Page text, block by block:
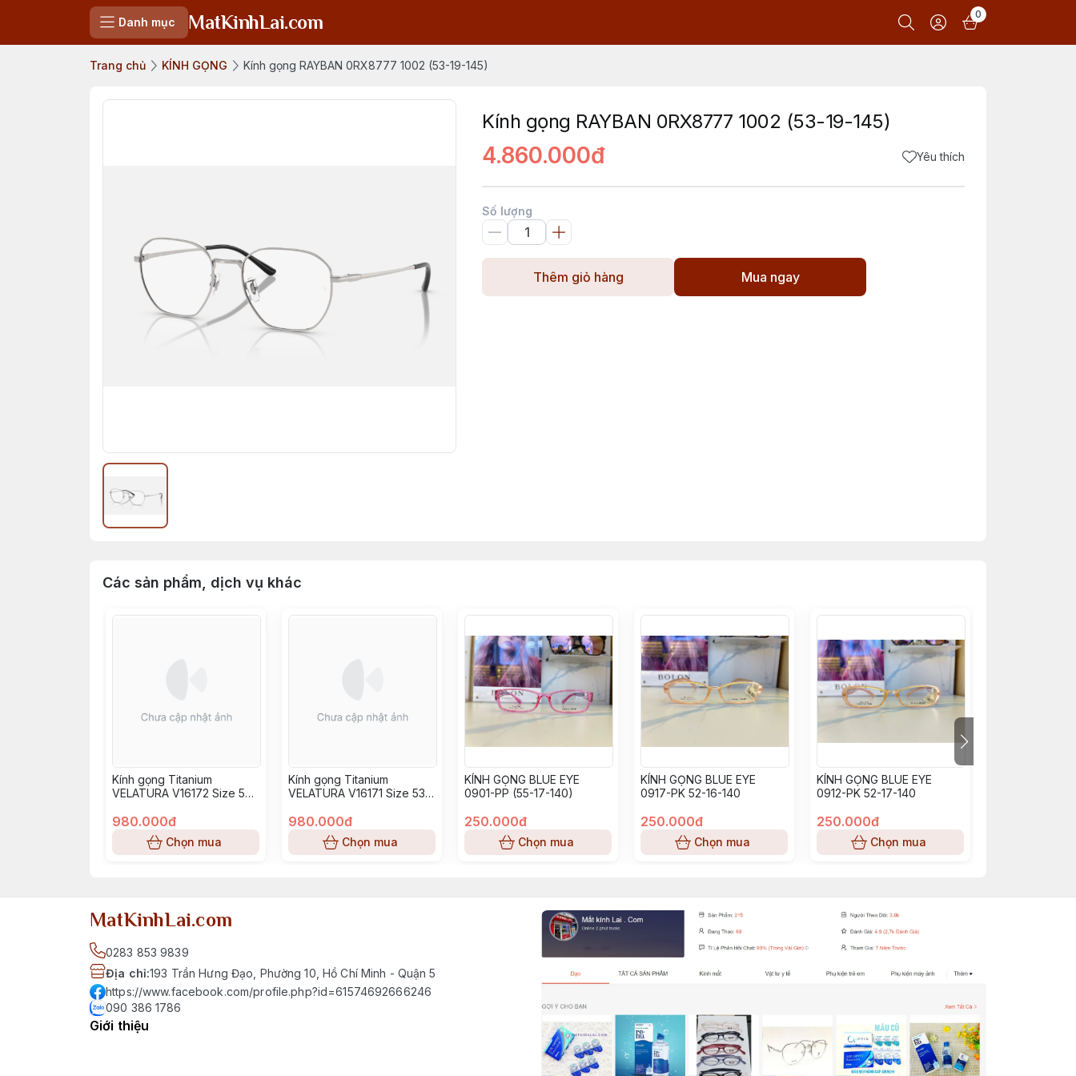
Danh mục MatKinhLai.com 0
Trang chủ KÍNH GỌNG Kính gọng RAYBAN 0RX8777 1002 (53-19-145)
Kính gọng RAYBAN 0RX8777 1002 (53-19-145)
4.860.000đ Yêu thích
Số lượng
Thêm giỏ hàng Mua ngay
Các sản phẩm, dịch vụ khác
Kính gọng Titanium
VELATURA V16172 Size 52-
980.000đ
Chọn mua
Kính gọng Titanium
VELATURA V16171 Size 53-
980.000đ
Chọn mua
KÍNH GỌNG BLUE EYE
0901-PP (55-17-140)
250.000đ
Chọn mua
KÍNH GỌNG BLUE EYE
0917-PK 52-16-140
250.000đ
Chọn mua
KÍNH GỌNG BLUE EYE
0912-PK 52-17-140
250.000đ
Chọn mua
MatKinhLai.com
0283 853 9839
Địa chỉ:193 Trần Hưng Đạo, Phường 10, Hồ Chí Minh - Quận 5
https://www.facebook.com/profile.php?id=61574692666246
090 386 1786
Giới thiệu